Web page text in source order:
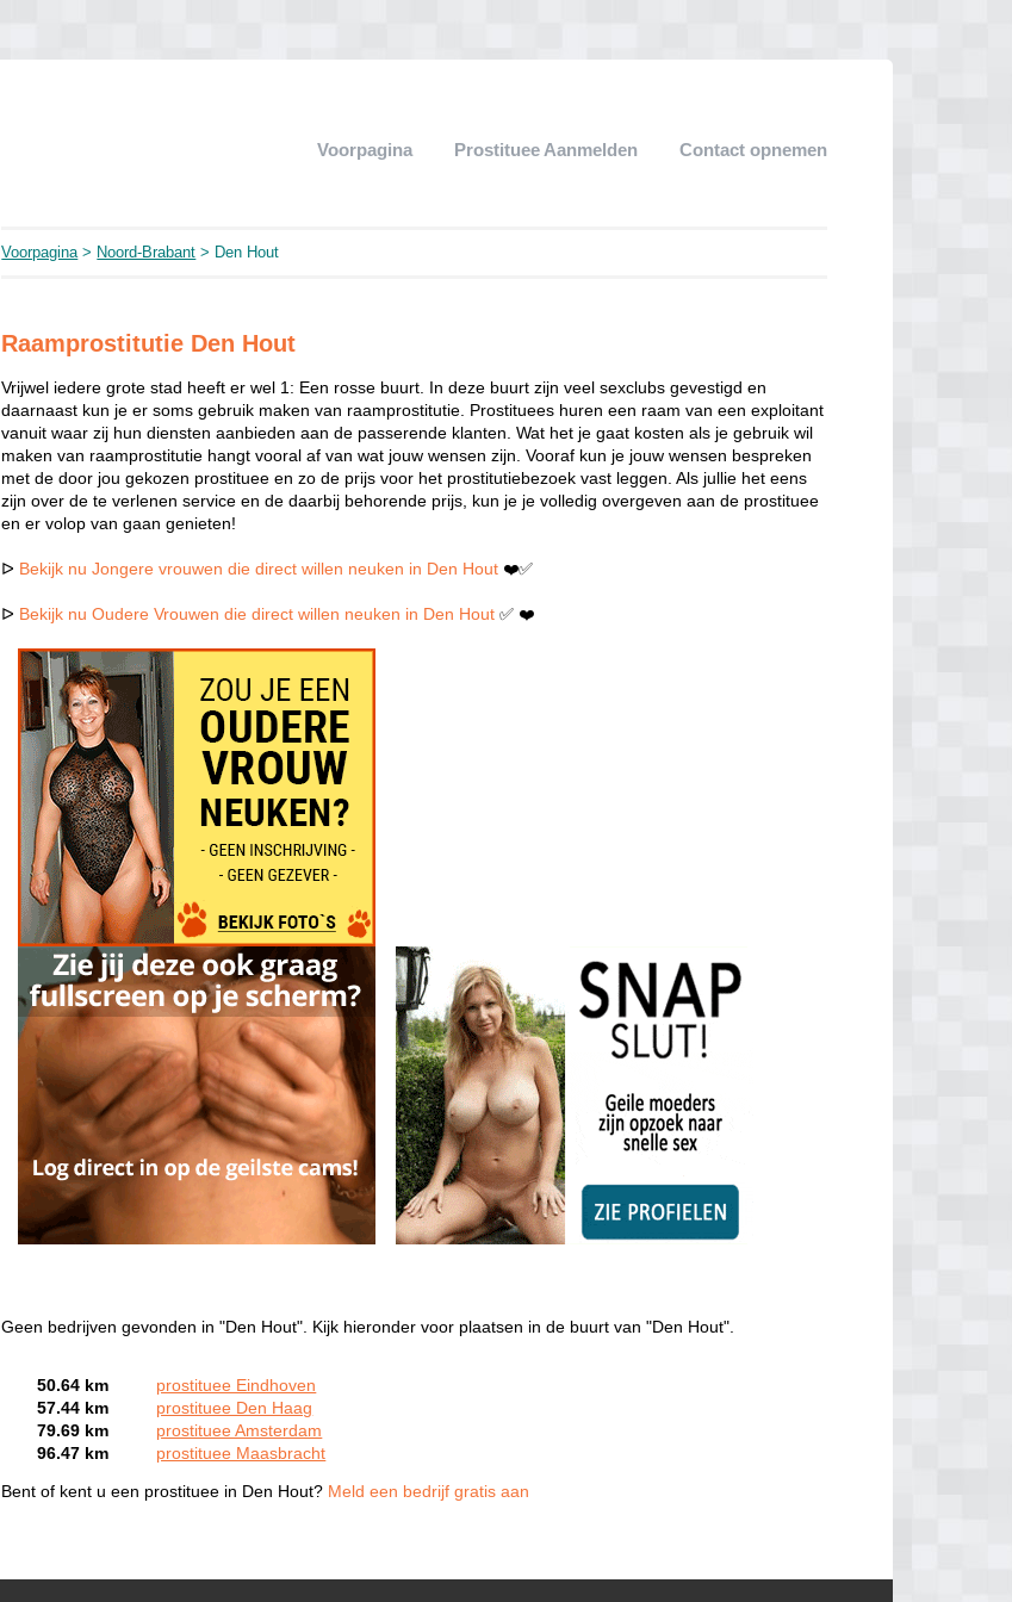
Voorpagina Prostituee Aanmelden Contact opnemen
Voorpagina> Noord-Brabant > Den Hout
Raamprostitutie Den Hout
Vrijwel iedere grote stad heeft er wel 1: Een rosse buurt. In deze buurt zijn veel sexclubs gevestigd en
daarnaast kun je er soms gebruik maken van raamprostitutie. Prostituees huren een raam van een exploitant
vanuit waar zij hun diensten aanbieden aan de passerende klanten. Wat het je gaat kosten als je gebruik wil
maken van raamprostitutie hangt vooral af van wat jouw wensen zijn. Vooraf kun je jouw wensen bespreken
met de door jou gekozen prostituee en zo de prijs voor het prostitutiebezoek vast leggen. Als jullie het eens
zijn over de te verlenen service en de daarbij behorende prijs, kun je je volledig overgeven aan de prostituee
en er volop van gaan genieten!
ᐅ Bekijk nu Jongere vrouwen die direct willen neuken in Den Hout ❤️✅
ᐅ Bekijk nu Oudere Vrouwen die direct willen neuken in Den Hout ✅ ❤️
Geen bedrijven gevonden in "Den Hout". Kijk hieronder voor plaatsen in de buurt van "Den Hout".
50.64 km
prostituee Eindhoven
57.44 km
prostituee Den Haag
79.69 km
prostituee Amsterdam
96.47 km
prostituee Maasbracht
Bent of kent u een prostituee in Den Hout? Meld een bedrijf gratis aan